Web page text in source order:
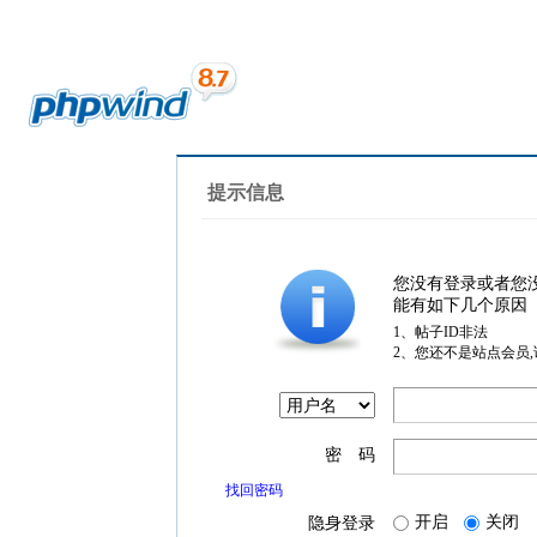
提示信息
您没有登录或者您
能有如下几个原因
1、帖子ID非法
2、您还不是站点会员
密 码
找回密码
隐身登录 开启 关闭